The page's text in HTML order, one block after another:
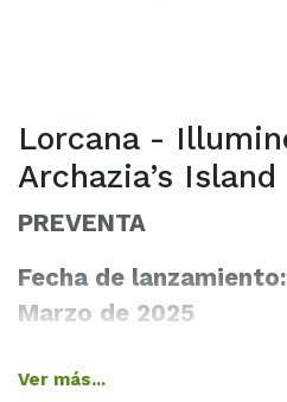
Lorcana -
Archazia’s Island
PREVENTA
Fecha de lanzamiento:
Marzo de 2025
para jugadores, el
Ver más...